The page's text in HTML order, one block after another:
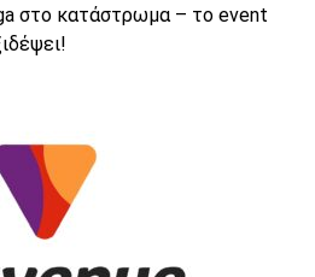
στο κατάστρωμα – το event